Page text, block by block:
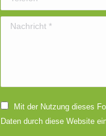
Nachricht *
Mit der Nutzung dieses
Daten durch diese Website